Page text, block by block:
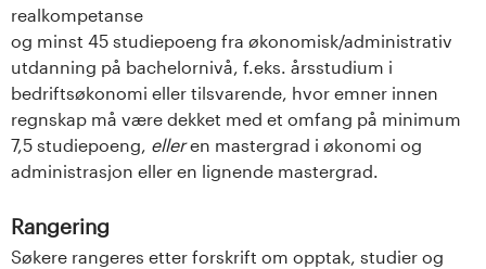
realkompetanse
og minst 45 studiepoeng fra økonomisk/administrativ
utdanning på bachelornivå, f.eks. årsstudium i
bedriftsøkonomi eller tilsvarende, hvor emner innen
regnskap må være dekket med et omfang på minimum
7,5 studiepoeng, elleren mastergrad i økonomi og
administrasjon eller en lignende mastergrad.
Rangering
Søkere rangeres etter forskrift om opptak, studier og